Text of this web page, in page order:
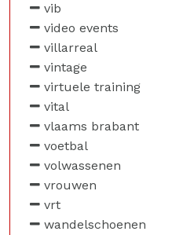
vib
video events
villarreal
vintage
virtuele training
vital
vlaams brabant
voetbal
volwassenen
vrouwen
vrt
wandelschoenen